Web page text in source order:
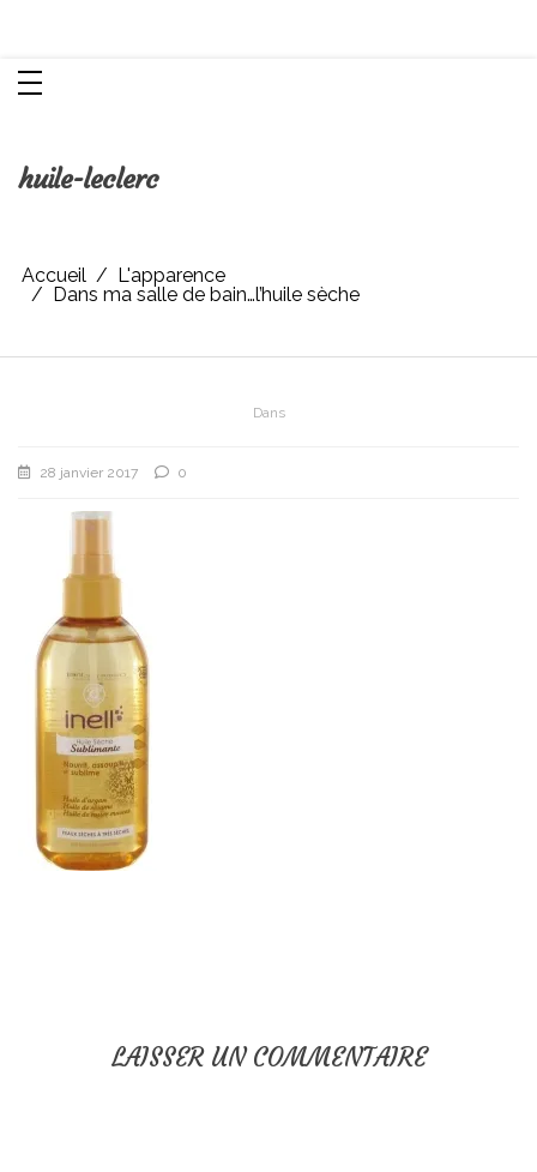
huile-leclerc
Accueil
L'apparence
Dans ma salle de bain…l’huile sèche
Dans
28 janvier 2017 0
LAISSER UN COMMENTAIRE